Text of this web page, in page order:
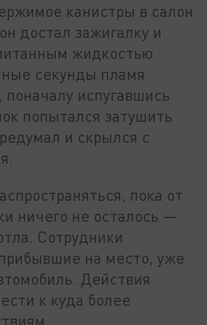
канистры в салон
достал зажигалку и
жидкостью
секунды пламя
испугавшись
попытался затушить
и скрылся с
пока от
ничего не осталось —
Сотрудники
на место, уже
Действия
к куда более